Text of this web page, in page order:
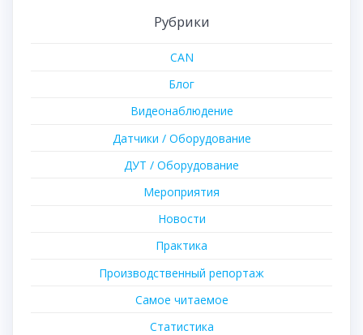
Рубрики
CAN
Блог
Видеонаблюдение
Датчики / Оборудование
ДУТ / Оборудование
Мероприятия
Новости
Практика
Производственный репортаж
Самое читаемое
Статистика